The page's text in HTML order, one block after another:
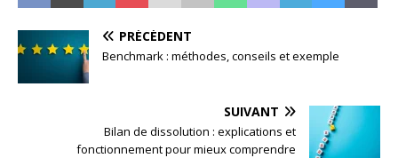
PRÉCÉDENT
Benchmark : méthodes, conseils et exemple
SUIVANT
Bilan de dissolution : explications et
fonctionnement pour mieux comprendre